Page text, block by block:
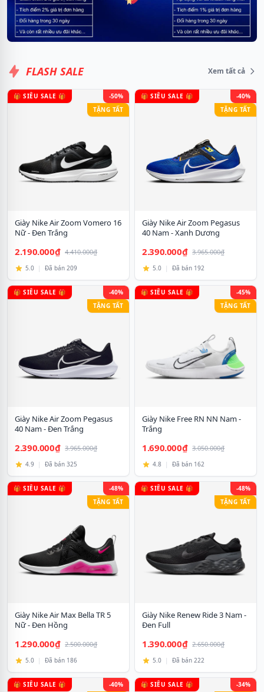
FLASH SALE Xem tất cả
🎁 SIÊU SALE 🎁
-50%
TẶNG TẤT
Giày Nike Air Zoom Vomero 16
Nữ - Đen Trắng
2.190.000₫ 4.410.000₫
5.0 | Đã bán 209
🎁 SIÊU SALE 🎁
-40%
TẶNG TẤT
Giày Nike Air Zoom Pegasus
40 Nam - Xanh Dương
2.390.000₫ 3.965.000₫
5.0 | Đã bán 192
🎁 SIÊU SALE 🎁
-40%
TẶNG TẤT
Giày Nike Air Zoom Pegasus
40 Nam - Đen Trắng
2.390.000₫ 3.965.000₫
4.9 | Đã bán 325
🎁 SIÊU SALE 🎁
-45%
TẶNG TẤT
Giày Nike Free RN NN Nam -
Trắng
1.690.000₫ 3.050.000₫
4.8 | Đã bán 162
🎁 SIÊU SALE 🎁
-48%
TẶNG TẤT
Giày Nike Air Max Bella TR 5
Nữ - Đen Hồng
1.290.000₫ 2.500.000₫
5.0 | Đã bán 186
🎁 SIÊU SALE 🎁
-48%
TẶNG TẤT
Giày Nike Renew Ride 3 Nam -
Đen Full
1.390.000₫ 2.650.000₫
5.0 | Đã bán 222
🎁 SIÊU SALE 🎁 -40% 🎁 SIÊU SALE 🎁 -34%